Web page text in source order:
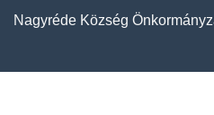
Nagyréde Község